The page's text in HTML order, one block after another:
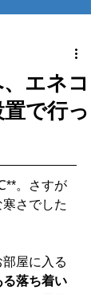
エネコ
で行っ
。さすが
さでした
屋に入る
る落ち着い